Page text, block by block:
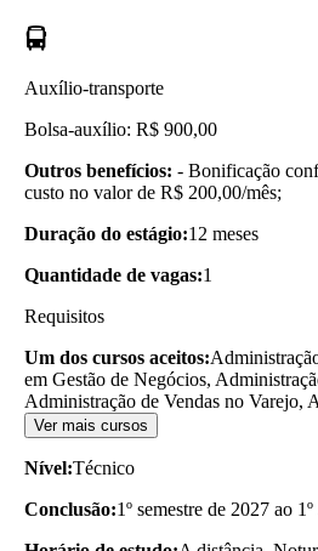
Auxílio-transporte
Bolsa-auxílio: R$ 900,00
Outros benefícios: - Bonificação
custo no valor de R$ 200,00/mês;
Duração do estágio:12 meses
Quantidade de vagas:1
Requisitos
Um dos cursos aceitos:
em Gestão de Negócios,
Administração de Vendas no Varejo,
Ver mais cursos
Nível:Técnico
Conclusão:1º semestre de 2027 ao